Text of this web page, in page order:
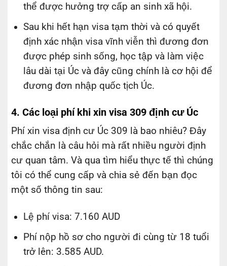
thể được hưởng trợ cấp an sinh xã hội.
Sau khi hết hạn visa tạm thời và có quyết
định xác nhận visa vĩnh viễn thì đương đơn
được phép sinh sống, học tập và làm việc
lâu dài tại Úc và đây cũng chính là cơ hội để
đương đơn nhập quốc tịch Úc.
4. Các loại phí khi xin visa 309 định cư Úc
Phí xin visa định cư Úc 309 là bao nhiêu? Đây
chắc chắn là câu hỏi mà rất nhiều người định
cư quan tâm. Và qua tìm hiểu thực tế thì chúng
tôi có thể cung cấp và chia sẻ đến bạn đọc
một số thông tin sau:
Lệ phí visa: 7.160 AUD
Phí nộp hồ sơ cho người đi cùng từ 18 tuổi
trở lên: 3.585 AUD.